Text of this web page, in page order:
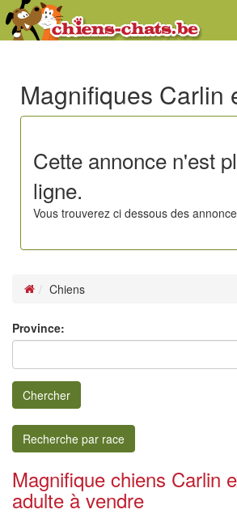
Magnifiques Carlin
Cette annonce n'est
ligne.
Vous trouverez ci dessous des
Chiens
Province:
Chercher
Recherche par race
Magnifique chiens Carlin
adulte à vendre